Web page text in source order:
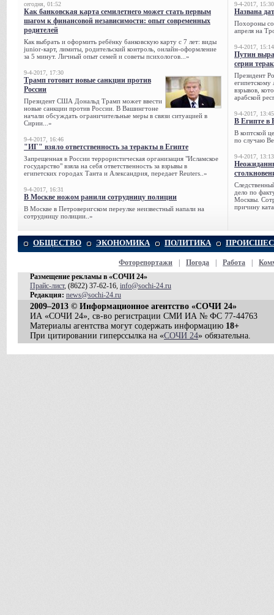
сегодня, 01:52
Как банковская карта семилетнего может стать первым
шагом к финансовой независимости: опыт современных
родителей
Как выбрать и оформить ребёнку банковскую карту с 7 лет: виды
junior-карт, лимиты, родительский контроль, онлайн-оформление
за 5 минут. Личный опыт семей и советы психологов...»
9-4-2017, 17:30
Трамп готовит новые санкции против
России
Президент США Дональд Трамп может ввести
новые санкции против России. В Вашингтоне
начали обсуждать ограничительные меры в связи ситуацией в
Сирии...»
9-4-2017, 16:46
"ИГ" взяло ответственность за теракты в Египте
Запрещенная в России террористическая организация "Исламское
государство" взяла на себя ответственность за взрывы в
египетских городах Танта и Александрия, передает Reuters..»
9-4-2017, 16:31
В Москве ножом ранили сотрудницу полиции
В Москве в Петроверигском переулке неизвестный напали на
сотрудницу полиции..»
9-4-2017, 15:30
Названа
Похороны
апреля на
9-4-2017, 15:14
Путин
серии
Президент
египетскому
взрывов,
арабской
9-4-2017, 13:45
В Египте в
В коптской
по случаю
9-4-2017, 13:13
дело по
Москвы.
причину
ОБЩЕСТВО ЭКОНОМИКА ПОЛИТИКА
Фоторепортажи Погода Работа
Размещение рекламы в «СОЧИ 24»
Прайс-лист, (8622) 37-62-16, info@sochi-24.ru
Редакция: news@sochi-24.ru
2009–2013 © Информационное агентство «СОЧИ 24»
ИА «СОЧИ 24», св-во регистрации СМИ ИА № ФС 77-44763
Материалы агентства могут содержать информацию 18+
При цитировании гиперссылка на «СОЧИ 24» обязательна.